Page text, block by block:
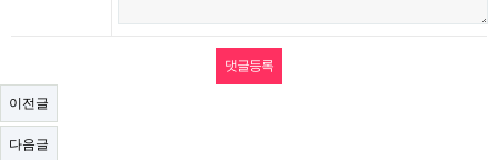
이전글
다음글